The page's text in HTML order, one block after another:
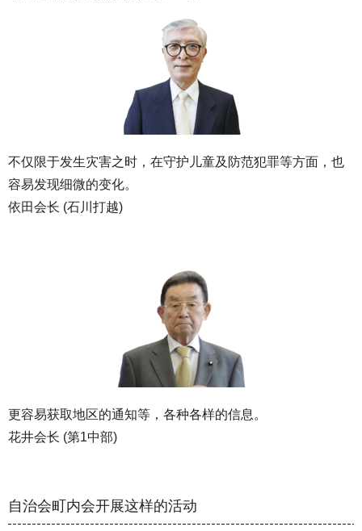
不仅限于发生灾害之时，在守护儿童及防范犯罪等方面，也
容易发现细微的变化。
依田会长 (石川打越)
更容易获取地区的通知等，各种各样的信息。
花井会长 (第1中部)
自治会町内会开展这样的活动